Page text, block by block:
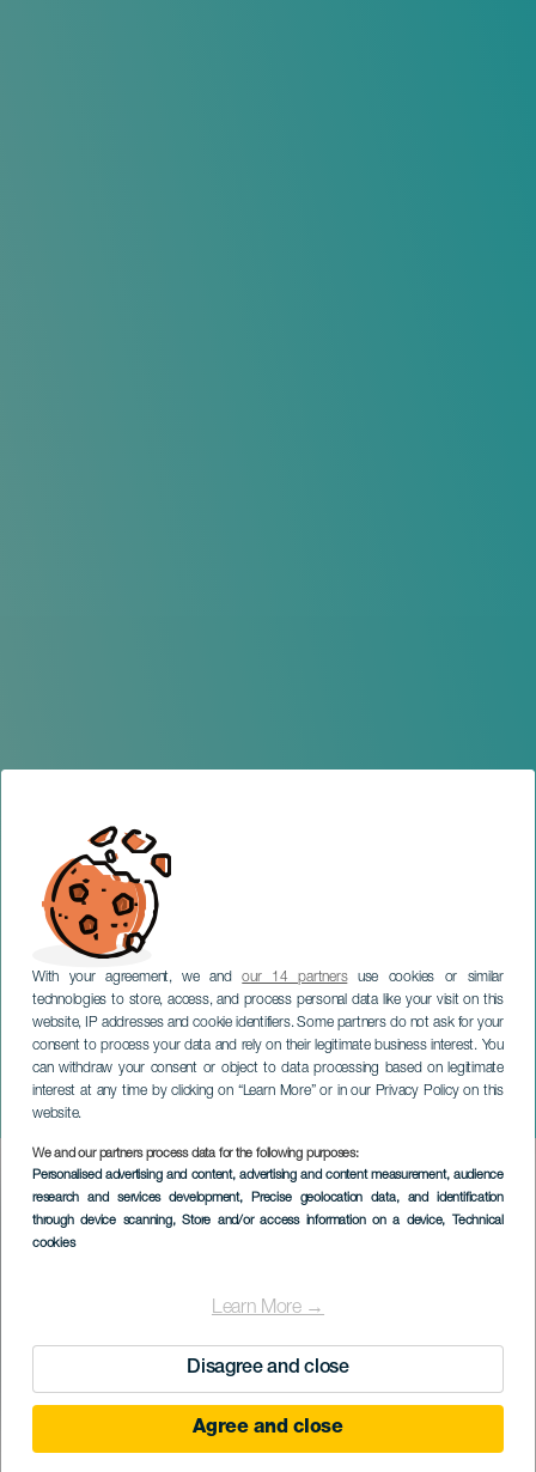
With your agreement, we andour 14 partnersuse cookies or similar
technologies to store, access, and process personal data like your visit on this
website, IP addresses and cookie identifiers. Some partners do not ask for your
consent to process your data and rely on their legitimate business interest. You
can withdraw your consent or object to data processing based on legitimate
interest at any time by clicking on “Learn More” or in our Privacy Policy on this
website.
We and our partners process data for the following purposes:
Personalised advertising and content, advertising and content measurement, audience
research and services development, Precise geolocation data, and identification
through device scanning, Store and/or access information on a device, Technical
cookies
Learn More →
Disagree and close
Agree and close
Retro noční párty
TENERIFE
Imagen
Listado